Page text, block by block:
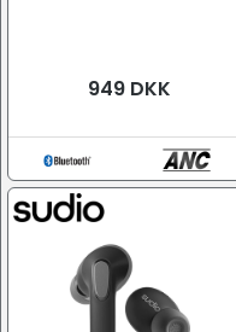
949 DKK